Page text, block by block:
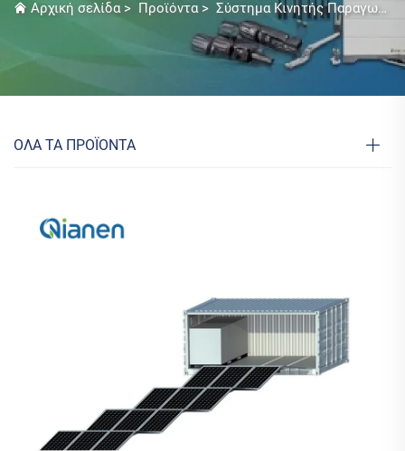
Αρχική σελίδα> Προϊόντα> Σύστημα Κινητής Παραγωγής Ηλεκτρικής Ενέργειας
ΟΛΑ ΤΑ ΠΡΟΪΟΝΤΑ